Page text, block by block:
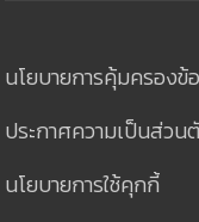
นโยบายการคุ้มครอง
ประกาศความเป็นส่วน
นโยบายการใช้คุกกี้